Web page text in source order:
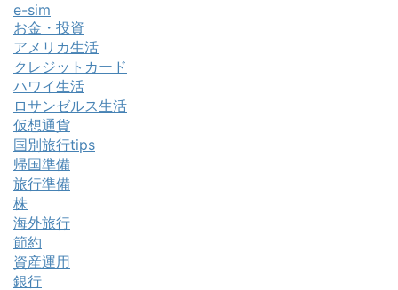
e-sim
お金・投資
アメリカ生活
クレジットカード
ハワイ生活
ロサンゼルス生活
仮想通貨
国別旅行tips
帰国準備
旅行準備
株
海外旅行
節約
資産運用
銀行